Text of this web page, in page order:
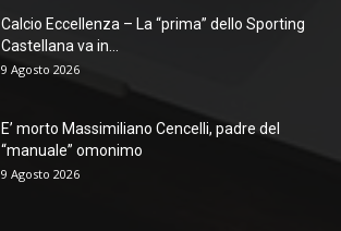
Calcio Eccellenza – La “prima” dello Sporting
Castellana va in...
9 Agosto 2026
E’ morto Massimiliano Cencelli, padre del
“manuale” omonimo
9 Agosto 2026